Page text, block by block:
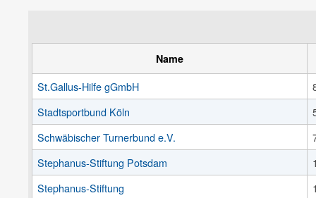
Name
St.Gallus-Hilfe gGmbH
Stadtsportbund Köln
Schwäbischer Turnerbund e.V.
Stephanus-Stiftung Potsdam
Stephanus-Stiftung